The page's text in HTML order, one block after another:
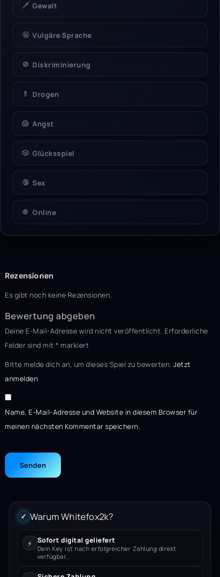
🗡️ Gewalt
🤬 Vulgäre Sprache
🚫 Diskriminierung
💊 Drogen
😱 Angst
🎲 Glücksspiel
🔞 Sex
🌐 Online
Rezensionen
Es gibt noch keine Rezensionen.
Bewertung abgeben
Deine E-Mail-Adresse wird nicht veröffentlicht. Erforderliche
Felder sind mit * markiert
Bitte melde dich an, um dieses Spiel zu bewerten. Jetzt
anmelden
Name, E-Mail-Adresse und Website in diesem Browser für
meinen nächsten Kommentar speichern.
✓ Warum Whitefox2k?
⚡ Sofort digital geliefert
Dein Key ist nach erfolgreicher Zahlung direkt
verfügbar.